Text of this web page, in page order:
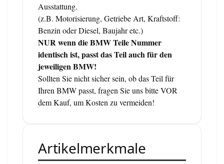
Ausstattung.
(z.B. Motorisierung, Getriebe Art, Kraftstoff:
Benzin oder Diesel, Baujahr etc.)
NUR wenn die BMW Teile Nummer
identisch ist, passt das Teil auch für den
jeweiligen BMW!
Sollten Sie nicht sicher sein, ob das Teil für
Ihren BMW passt, fragen Sie uns bitte VOR
dem Kauf, um Kosten zu vermeiden!
Artikelmerkmale